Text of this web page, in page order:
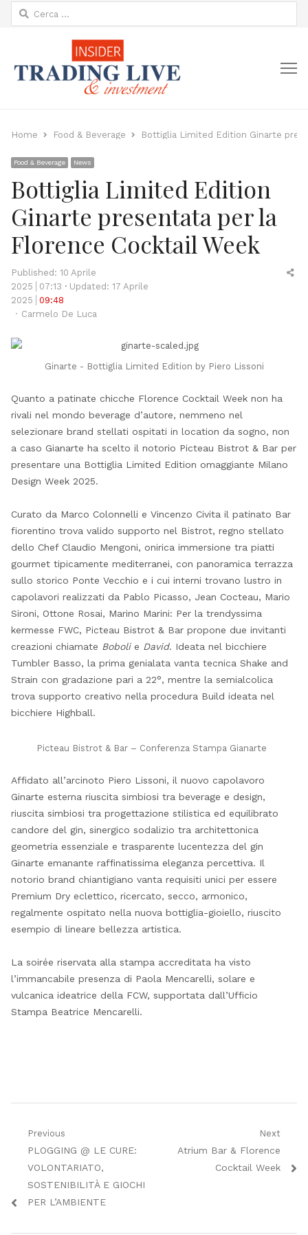
Ricerca
per:
Home Food & Beverage Bottiglia Limited Edition Ginarte
Food & Beverage News
Bottiglia Limited Edition
Ginarte presentata per la
Florence Cocktail Week
Published: 10 Aprile
2025
07:13
Updated: 17 Aprile
2025
09:48
Author
Carmelo De Luca
Ginarte - Bottiglia Limited Edition by Piero Lissoni
Quanto a patinate chicche Florence Cocktail Week non ha
rivali nel mondo beverage d’autore, nemmeno nel
selezionare brand stellati ospitati in location da sogno, non
a caso Gianarte ha scelto il notorio Picteau Bistrot & Bar per
presentare una Bottiglia Limited Edition omaggiante Milano
Design Week 2025.
Curato da Marco Colonnelli e Vincenzo Civita il patinato Bar
fiorentino trova valido supporto nel Bistrot, regno stellato
dello Chef Claudio Mengoni, onirica immersione tra piatti
gourmet tipicamente mediterranei, con panoramica terrazza
sullo storico Ponte Vecchio e i cui interni trovano lustro in
capolavori realizzati da Pablo Picasso, Jean Cocteau, Mario
Sironi, Ottone Rosai, Marino Marini: Per la trendyssima
kermesse FWC, Picteau Bistrot & Bar propone due invitanti
creazioni chiamate Boboli e David. Ideata nel bicchiere
Tumbler Basso, la prima genialata vanta tecnica Shake and
Strain con gradazione pari a 22°, mentre la semialcolica
trova supporto creativo nella procedura Build ideata nel
bicchiere Highball.
Picteau Bistrot & Bar – Conferenza Stampa Gianarte
Affidato all’arcinoto Piero Lissoni, il nuovo capolavoro
Ginarte esterna riuscita simbiosi tra beverage e design,
riuscita simbiosi tra progettazione stilistica ed equilibrato
candore del gin, sinergico sodalizio tra architettonica
geometria essenziale e trasparente lucentezza del gin
Ginarte emanante raffinatissima eleganza percettiva. Il
notorio brand chiantigiano vanta requisiti unici per essere
Premium Dry eclettico, ricercato, secco, armonico,
regalmente ospitato nella nuova bottiglia-gioiello, riuscito
esempio di lineare bellezza artistica.
La soirée riservata alla stampa accreditata ha visto
l’immancabile presenza di Paola Mencarelli, solare e
vulcanica ideatrice della FCW, supportata dall’Ufficio
Stampa Beatrice Mencarelli.
Navigazione
articoli
Previous
Previous
post:
PLOGGING @ LE CURE:
VOLONTARIATO,
SOSTENIBILITÀ E GIOCHI
PER L’AMBIENTE
Next
Next
Atrium Bar & Florence
Cocktail Week